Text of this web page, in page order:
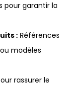
pour garantir la
: Références
modèles
rassurer le